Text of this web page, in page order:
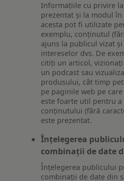
Informațiile cu privire
prezentat și la modul
acesta pot fi utilizate
exemplu, conținutul
ajuns la publicul vizat
intereselor dvs. De
citiți un articol,
un podcast sau
produsului, cât timp
pe paginile web pe
este foarte util pentru
conținutului (fără
este prezentat.
Înțelegerea
combinații de date
Înțelegerea publicului
combinații de date din